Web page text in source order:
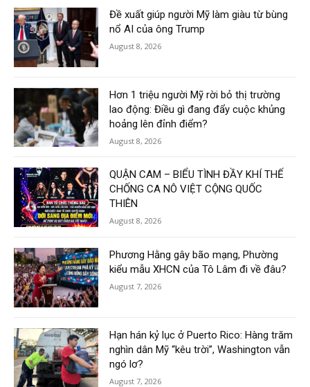
Đề xuất giúp người Mỹ làm giàu từ bùng
nổ AI của ông Trump
August 8, 2026
Hơn 1 triệu người Mỹ rời bỏ thị trường
lao động: Điều gì đang đẩy cuộc khủng
hoảng lên đỉnh điểm?
August 8, 2026
QUẬN CAM – BIỂU TÌNH ĐẦY KHÍ THẾ
CHỐNG CA NÔ VIỆT CỘNG QUỐC
THIÊN
August 8, 2026
Phương Hằng gây bão mạng, Phường
kiểu mẫu XHCN của Tô Lâm đi về đâu?
August 7, 2026
Hạn hán kỷ lục ở Puerto Rico: Hàng trăm
nghìn dân Mỹ “kêu trời”, Washington vẫn
ngó lơ?
August 7, 2026